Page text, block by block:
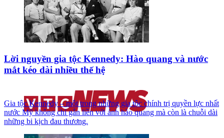
Lời nguyền gia tộc Kennedy: Hào quang và nước
mắt kéo dài nhiều thế hệ
Gia tộc Kennedy – một trong những gia tộc chính trị quyền lực nhất
nước Mỹ không chỉ gắn liền với ánh hào quang mà còn là chuỗi dài
những bi kịch đau thương.